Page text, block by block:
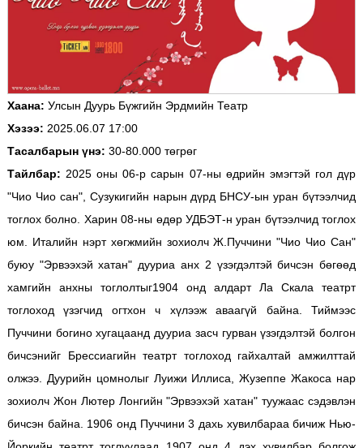
Хаана: Улсын Дуурь Бүжгийн Эрдмийн Театр
Хэзээ: 2025.06.07 17:00
Тасалбарын үнэ: 30-80.000 төгрөг
Тайлбар: 2025 оны 06-р сарын 07-ны өдрийн эмэгтэй гол дүр
"Чио Чио сан", Сузукигийн нарын дүрд БНСУ-ын уран бүтээлчид
тоглох болно. Харин 08-ны өдөр УДБЭТ-н уран бүтээлчид тоглох
юм. Италийн нэрт хөгжмийн зохиолч Ж.Пуччини "Чио Чио Сан"
буюу "Эрвээхэй хатан" дууриа анх 2 үзэгдэлтэй бичсэн бөгөөд
хамгийн анхны тоглолтыг1904 онд алдарт Ла Скала театрт
тоглоход үзэгчид огтхон ч хүлээж аваагүй байна. Тиймээс
Пуччини богино хугацаанд дууриа засч гурван үзэгдэлтэй болгон
бичсэнийг Брессиагийн театрт тоглоход гайхалтай амжилттай
олжээ. Дуурийн цомнолыг Луижи Иллиса, Жузеппе Жакоса нар
зохиолч Жон Лютер Лонгийн "Эрвээхэй хатан" туужаас сэдэвлэн
бичсэн байна. 1906 онд Пуччини 3 дахь хувилбараа бичиж Нью-